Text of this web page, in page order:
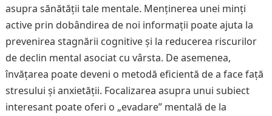
asupra sănătății tale mentale. Menținerea unei minți
active prin dobândirea de noi informații poate ajuta la
prevenirea stagnării cognitive și la reducerea riscurilor
de declin mental asociat cu vârsta. De asemenea,
învățarea poate deveni o metodă eficientă de a face față
stresului și anxietății. Focalizarea asupra unui subiect
interesant poate oferi o „evadare” mentală de la